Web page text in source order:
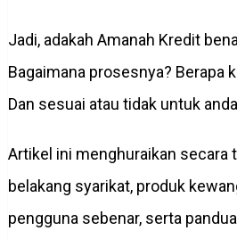
Jadi, adakah Amanah Kredit
Bagaimana prosesnya? Berapa
Dan sesuai atau tidak untuk
Artikel ini menghuraikan secara
belakang syarikat, produk
pengguna sebenar, serta